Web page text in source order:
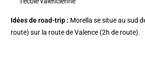
Idées de road-trip : Morella se situe au sud
route) sur la route de Valence (2h de route).